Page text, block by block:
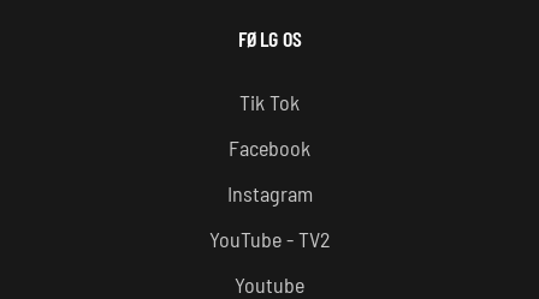
FØLG OS
Tik Tok
Facebook
Instagram
YouTube - TV2
Youtube